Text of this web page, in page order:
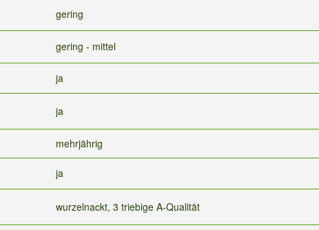
gering
gering - mittel
ja
ja
mehrjährig
ja
wurzelnackt, 3 triebige A-Qualität